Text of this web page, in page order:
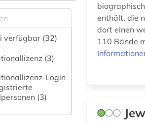
(6)
für
eva maria
(1)
(1)
vor Ort
verfügbar (32)
(3)
Login
(3)
enthält, die
dort einen
110 Bände